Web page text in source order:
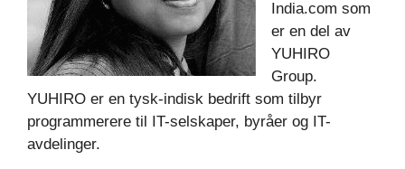
India.com som
er en del av
YUHIRO
Group.
YUHIRO er en tysk-indisk bedrift som tilbyr
programmerere til IT-selskaper, byråer og IT-
avdelinger.